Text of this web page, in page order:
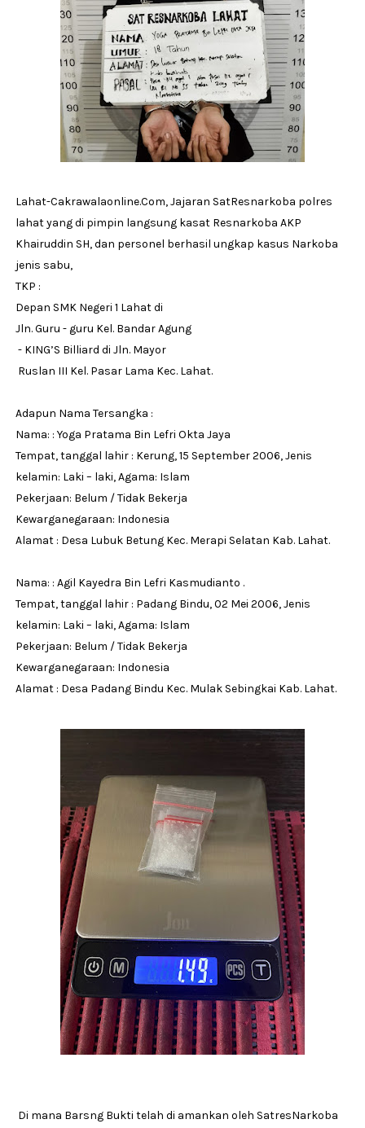
Lahat-Cakrawalaonline.Com, Jajaran SatResnarkoba polres
lahat yang di pimpin langsung kasat Resnarkoba AKP
Khairuddin SH, dan personel berhasil ungkap kasus Narkoba
jenis sabu,
TKP :
Depan SMK Negeri 1 Lahat di
Jln. Guru - guru Kel. Bandar Agung
- KING’S Billiard di Jln. Mayor
Ruslan III Kel. Pasar Lama Kec. Lahat.
Adapun Nama Tersangka :
Nama: : Yoga Pratama Bin Lefri Okta Jaya
Tempat, tanggal lahir : Kerung, 15 September 2006, Jenis
kelamin: Laki – laki, Agama: Islam
Pekerjaan: Belum / Tidak Bekerja
Kewarganegaraan: Indonesia
Alamat : Desa Lubuk Betung Kec. Merapi Selatan Kab. Lahat.
Nama: : Agil Kayedra Bin Lefri Kasmudianto .
Tempat, tanggal lahir : Padang Bindu, 02 Mei 2006, Jenis
kelamin: Laki – laki, Agama: Islam
Pekerjaan: Belum / Tidak Bekerja
Kewarganegaraan: Indonesia
Alamat : Desa Padang Bindu Kec. Mulak Sebingkai Kab. Lahat.
Di mana Barsng Bukti telah di amankan oleh SatresNarkoba